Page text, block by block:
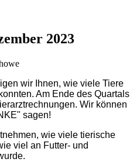
2023
wir Ihnen, wie viele Tiere
Am Ende des Quartals
Wir können
sagen!
wie viele tierische
viel an Futter- und